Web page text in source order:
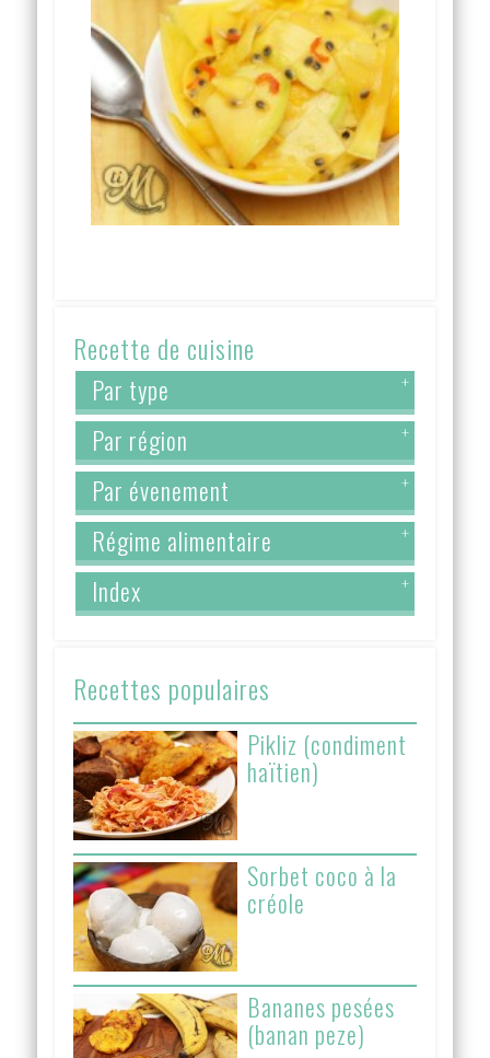
Recette de cuisine
Par type +
Par région +
Par évenement +
Régime alimentaire +
Index +
Recettes populaires
Pikliz (condiment
haïtien)
Sorbet coco à la
créole
Bananes pesées
(banan peze)